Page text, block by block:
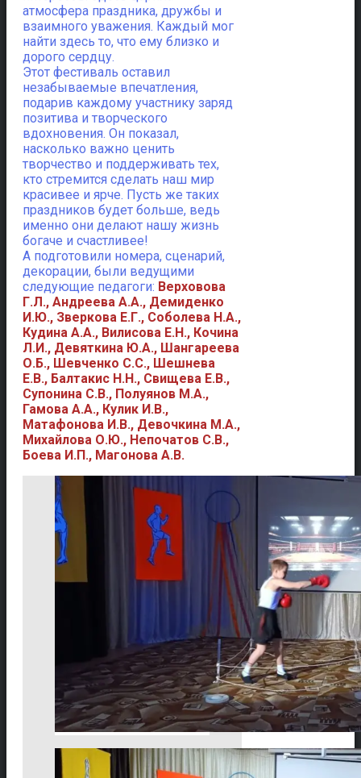
атмосфера праздника, дружбы и
взаимного уважения. Каждый мог
найти здесь то, что ему близко и
дорого сердцу.
Этот фестиваль оставил
незабываемые впечатления,
подарив каждому участнику заряд
позитива и творческого
вдохновения. Он показал,
насколько важно ценить
творчество и поддерживать тех,
кто стремится сделать наш мир
красивее и ярче. Пусть же таких
праздников будет больше, ведь
именно они делают нашу жизнь
богаче и счастливее!
А подготовили номера, сценарий,
декорации, были ведущими
следующие педагоги: Верховова
Г.Л., Андреева А.А., Демиденко
И.Ю., Зверкова Е.Г., Соболева Н.А.,
Кудина А.А., Вилисова Е.Н., Кочина
Л.И., Девяткина Ю.А., Шангареева
О.Б., Шевченко С.С., Шешнева
Е.В., Балтакис Н.Н., Свищева Е.В.,
Супонина С.В., Полуянов М.А.,
Гамова А.А., Кулик И.В.,
Матафонова И.В., Девочкина М.А.,
Михайлова О.Ю., Непочатов С.В.,
Боева И.П., Магонова А.В.